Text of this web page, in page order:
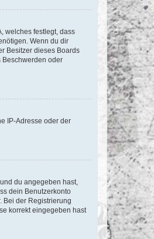
welches festlegt, dass
Wenn du dir
Besitzer dieses Boards
Beschwerden oder
IP-Adresse oder der
du angegeben hast,
dein Benutzerkonto
Bei der Registrierung
korrekt eingegeben hast